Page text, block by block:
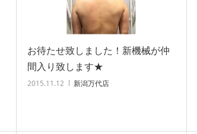
お待たせ致しました！新機械が仲
間入り致します★
2015.11.12 新潟万代店